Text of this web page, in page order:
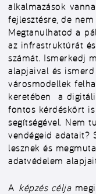
alkalmazások
fejlesztésre, de
Megtanulhatod a
az infrastruktúrát
számát. Ismerkedj
alapjaival és
városmodellek
keretében a
fontos kérdéskört
segítségével. Nem
vendégeid adatait?
lesznek és
adatvédelem alapjai
A képzés célja